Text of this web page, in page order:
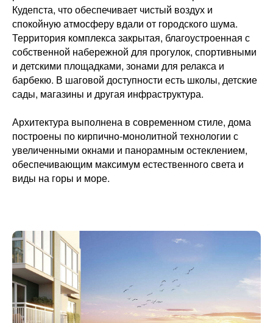
Кудепста, что обеспечивает чистый воздух и
спокойную атмосферу вдали от городского шума.
Территория комплекса закрытая, благоустроенная с
собственной набережной для прогулок, спортивными
и детскими площадками, зонами для релакса и
барбекю. В шаговой доступности есть школы, детские
сады, магазины и другая инфраструктура.
Архитектура выполнена в современном стиле, дома
построены по кирпично-монолитной технологии с
увеличенными окнами и панорамным остеклением,
обеспечивающим максимум естественного света и
виды на горы и море.